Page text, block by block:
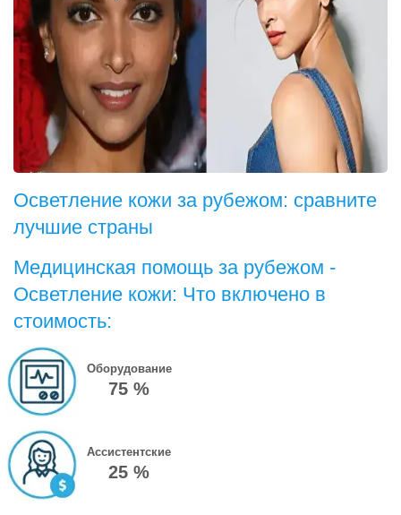
Осветление кожи за рубежом: сравните
лучшие страны
Медицинская помощь за рубежом -
Осветление кожи: Что включено в
стоимость:
Оборудование
75 %
Ассистентские
25 %